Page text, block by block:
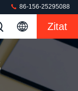
86-156-25295088
Zitat